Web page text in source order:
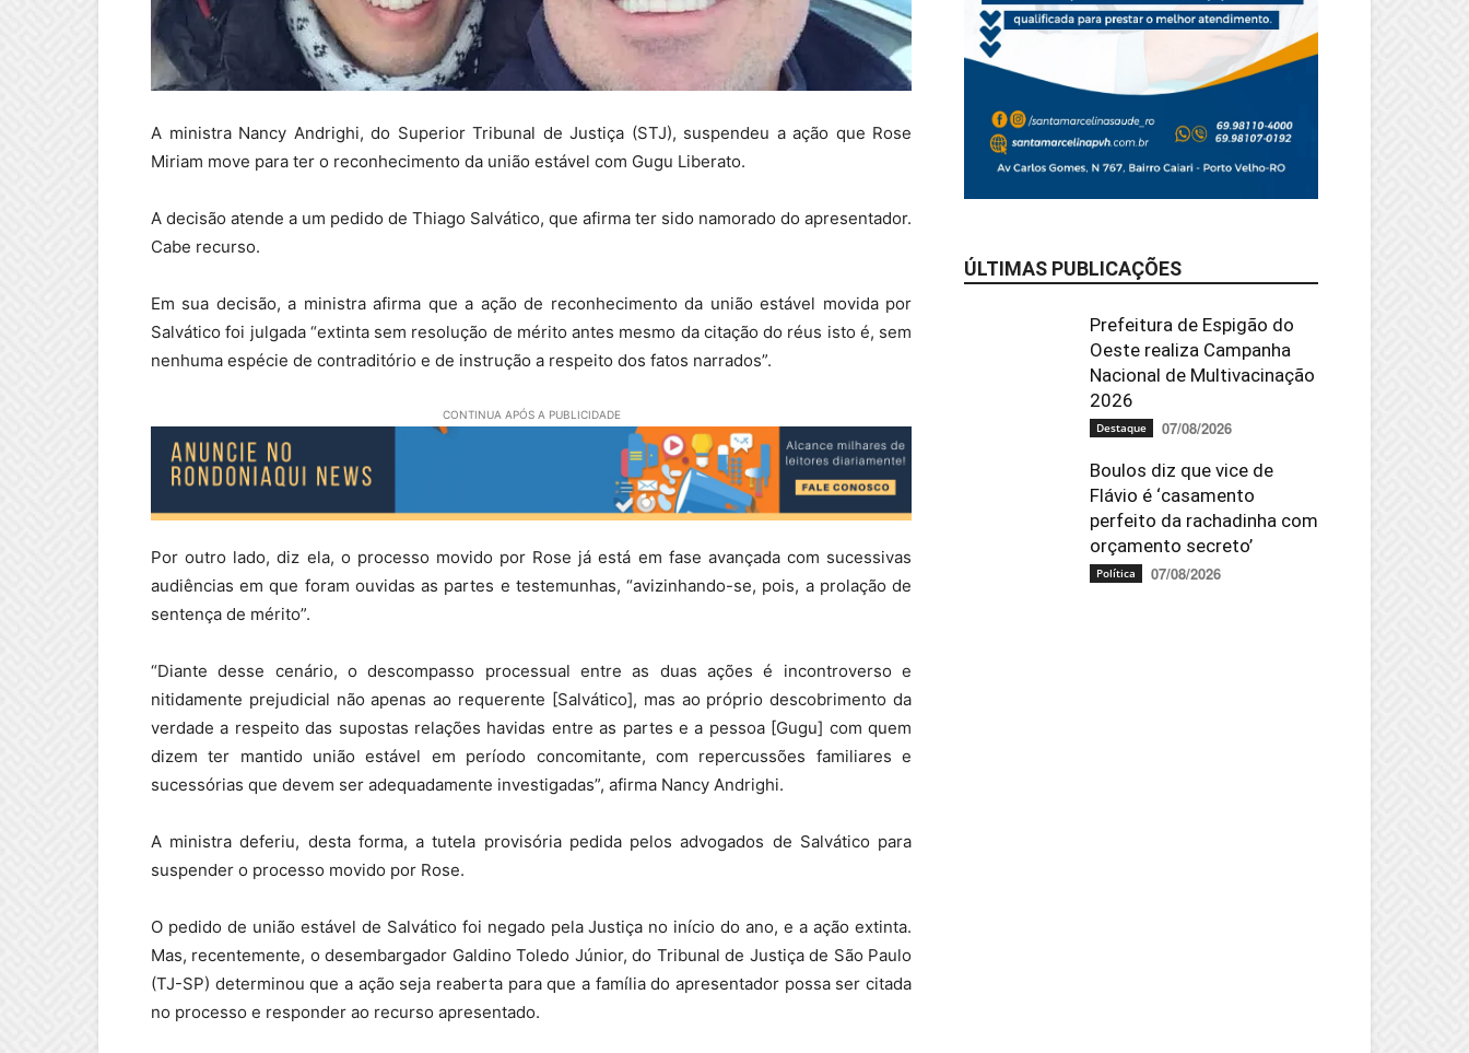
A ministra Nancy Andrighi, do Superior Tribunal de Justiça (STJ), suspendeu a ação que Rose
Miriam move para ter o reconhecimento da união estável com Gugu Liberato.
A decisão atende a um pedido de Thiago Salvático, que afirma ter sido namorado do apresentador.
Cabe recurso.
Em sua decisão, a ministra afirma que a ação de reconhecimento da união estável movida por
Salvático foi julgada “extinta sem resolução de mérito antes mesmo da citação do réus isto é, sem
nenhuma espécie de contraditório e de instrução a respeito dos fatos narrados”.
CONTINUA APÓS A PUBLICIDADE
Por outro lado, diz ela, o processo movido por Rose já está em fase avançada com sucessivas
audiências em que foram ouvidas as partes e testemunhas, “avizinhando-se, pois, a prolação de
sentença de mérito”.
“Diante desse cenário, o descompasso processual entre as duas ações é incontroverso e
nitidamente prejudicial não apenas ao requerente [Salvático], mas ao próprio descobrimento da
verdade a respeito das supostas relações havidas entre as partes e a pessoa [Gugu] com quem
dizem ter mantido união estável em período concomitante, com repercussões familiares e
sucessórias que devem ser adequadamente investigadas”, afirma Nancy Andrighi.
A ministra deferiu, desta forma, a tutela provisória pedida pelos advogados de Salvático para
suspender o processo movido por Rose.
O pedido de união estável de Salvático foi negado pela Justiça no início do ano, e a ação extinta.
Mas, recentemente, o desembargador Galdino Toledo Júnior, do Tribunal de Justiça de São Paulo
(TJ-SP) determinou que a ação seja reaberta para que a família do apresentador possa ser citada
no processo e responder ao recurso apresentado.
ÚLTIMAS PUBLICAÇÕES
Prefeitura de Espigão do
Oeste realiza Campanha
Nacional de Multivacinação
2026
Destaque 07/08/2026
Boulos diz que vice de
Flávio é ‘casamento
perfeito da rachadinha com
orçamento secreto’
Política 07/08/2026